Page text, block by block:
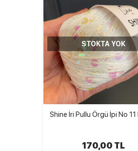
STOKTA YOK
Shine İri Pullu Örgü İpi No 11
170,00 TL